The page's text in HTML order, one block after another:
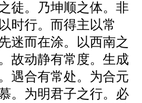
徒。乃坤顺之体。非
时行。而得主以常
迷而在涂。以西南之
故动静有常度。生成
遇合有常处。为合元
。为明君子之行。必